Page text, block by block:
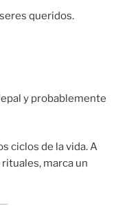
queridos.
y probablemente
ciclos de la vida. A
marca un